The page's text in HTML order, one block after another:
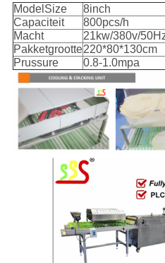
ModelSize
8inch
Capaciteit
800pcs/h
Macht
21kw/380v/
Pakketgrootte220*80*130cm
Prussure
0.8-1.0mpa